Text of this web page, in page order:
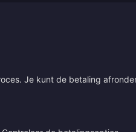
Je kunt de betaling